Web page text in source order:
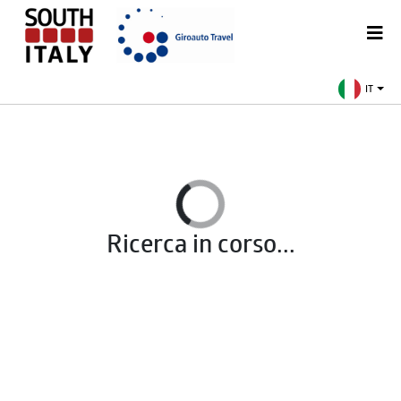
IT
Ricerca in corso...